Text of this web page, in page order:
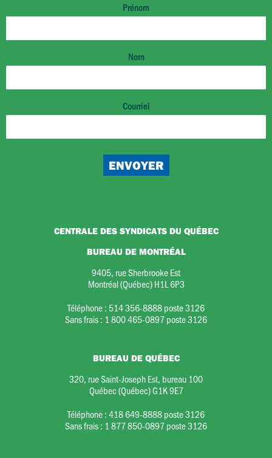
Prénom
Nom
Courriel
CENTRALE DES SYNDICATS DU QUÉBEC
BUREAU DE MONTRÉAL
9405, rue Sherbrooke Est
Montréal (Québec) H1L 6P3
Téléphone : 514 356-8888 poste 3126
Sans frais : 1 800 465-0897 poste 3126
BUREAU DE QUÉBEC
320, rue Saint-Joseph Est, bureau 100
Québec (Québec) G1K 9E7
Téléphone :418 649-8888 poste 3126
Sans frais : 1 877 850-0897 poste 3126